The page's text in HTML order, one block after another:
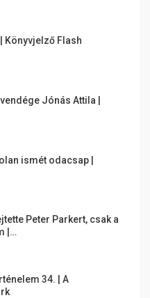
Könyvjelző Flash
Jónás Attila |
ismét odacsap |
Peter Parkert, csak a
|…
34. | A